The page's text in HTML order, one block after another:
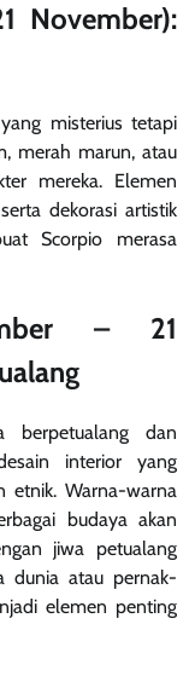
November):
misterius tetapi
merah marun, atau
mereka. Elemen
dekorasi artistik
Scorpio merasa
– 21
berpetualang dan
interior yang
etnik. Warna-warna
budaya akan
jiwa petualang
dunia atau pernak-
elemen penting